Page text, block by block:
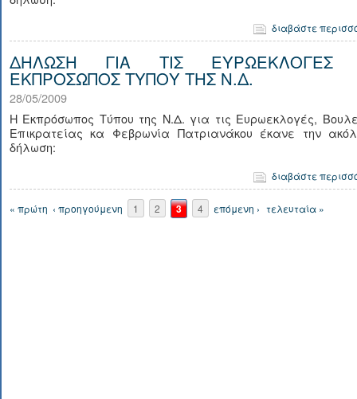
διαβάστε
ΔΗΛΩΣΗ ΓΙΑ ΤΙΣ ΕΥΡΩΕΚΛΟΓΕΣ
ΕΚΠΡΟΣΩΠΟΣ ΤΥΠΟΥ ΤΗΣ Ν.Δ.
28/05/2009
Η Εκπρόσωπος Τύπου της Ν.Δ. για τις Ευρωεκλογές,
Επικρατείας κα Φεβρωνία Πατριανάκου έκανε την
δήλωση:
διαβάστε
Σελίδες
« πρώτη ‹ προηγούμενη 1 2 3 4 επόμενη › τελευταία »